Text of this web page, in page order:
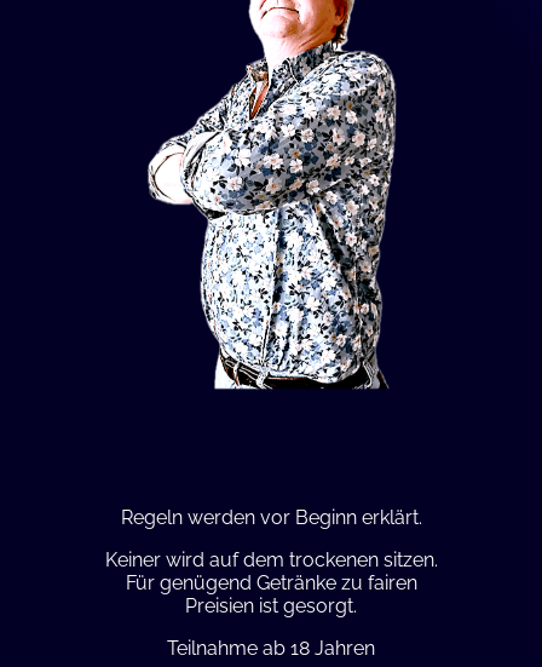
Regeln werden vor Beginn erklärt.
Keiner wird auf dem trockenen sitzen.
Für genügend Getränke zu fairen
Preisien ist gesorgt.
Teilnahme ab 18 Jahren